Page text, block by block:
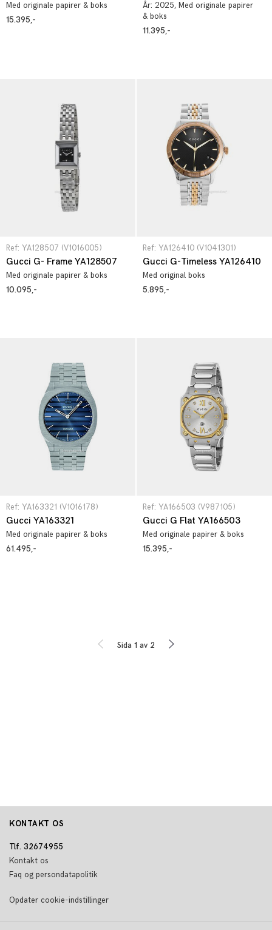
Med originale papirer & boks
15.395,-
År: 2025, Med originale papirer
& boks
11.395,-
Ref: YA128507 (V1016005)
Gucci G- Frame YA128507
Med originale papirer & boks
10.095,-
Ref: YA126410 (V1041301)
Gucci G-Timeless YA126410
Med original boks
5.895,-
Ref: YA163321 (V1016178)
Gucci YA163321
Med originale papirer & boks
61.495,-
Ref: YA166503 (V987105)
Gucci G Flat YA166503
Med originale papirer & boks
15.395,-
Sida 1 av 2
KONTAKT OS
Tlf. 32674955
Kontakt os
Faq og persondatapolitik
Opdater cookie-indstillinger